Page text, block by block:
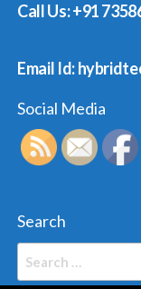
Call Us: +91
Email Id:
Social Media
Search